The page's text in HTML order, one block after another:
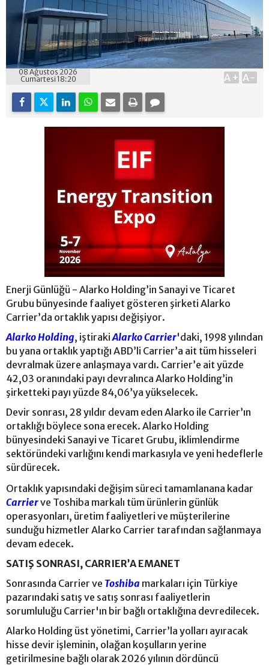
08 Ağustos 2026
Cumartesi 18:20
A+ A-
Enerji Günlüğü - Alarko Holding’in Sanayi ve Ticaret
Grubu bünyesinde faaliyet gösteren şirketi Alarko
Carrier’da ortaklık yapısı değişiyor.
Alarko Holding, iştirakiAlarko Carrier'daki, 1998 yılından
bu yana ortaklık yaptığı ABD’li Carrier’a ait tüm hisseleri
devralmak üzere anlaşmaya vardı. Carrier’e ait yüzde
42,03 oranındaki payı devralınca Alarko Holding’in
şirketteki payı yüzde 84,06’ya yükselecek.
Devir sonrası, 28 yıldır devam eden Alarko ile Carrier’ın
ortaklığı böylece sona erecek. Alarko Holding
bünyesindeki Sanayi ve Ticaret Grubu, iklimlendirme
sektöründeki varlığını kendi markasıyla ve yeni hedeflerle
sürdürecek.
Ortaklık yapısındaki değişim süreci tamamlanana kadar
Carrierve Toshiba markalı tüm ürünlerin günlük
operasyonları, üretim faaliyetleri ve müşterilerine
sunduğu hizmetler Alarko Carrier tarafından sağlanmaya
devam edecek.
SATIŞ SONRASI, CARRIER’A EMANET
Sonrasında Carrier ve Toshiba markaları için Türkiye
pazarındaki satış ve satış sonrası faaliyetlerin
sorumluluğu Carrier'ın bir bağlı ortaklığına devredilecek.
Alarko Holding üst yönetimi, Carrier’la yolları ayıracak
hisse devir işleminin, olağan koşulların yerine
getirilmesine bağlı olarak 2026 yılının dördüncü